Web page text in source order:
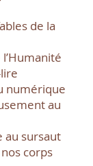
de la
numérique
au
au sursaut
corps